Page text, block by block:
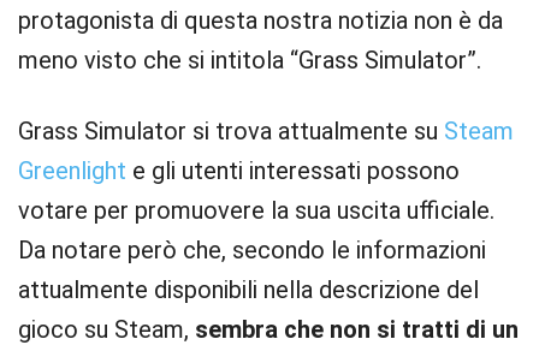
protagonista di questa nostra notizia non è da
meno visto che si intitola “Grass Simulator”.
Grass Simulator si trova attualmente su Steam
Greenlight e gli utenti interessati possono
votare per promuovere la sua uscita ufficiale.
Da notare però che, secondo le informazioni
attualmente disponibili nella descrizione del
gioco su Steam, sembra che non si tratti di un